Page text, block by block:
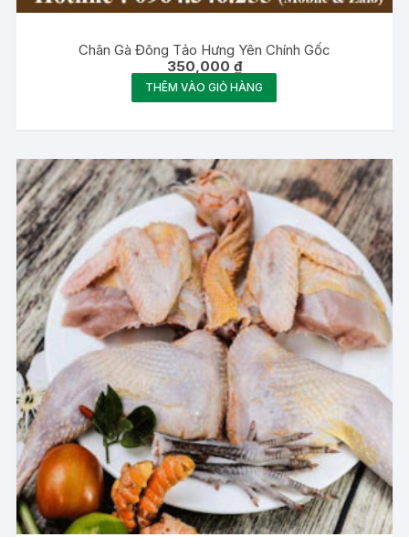
Chân Gà Đông Tảo Hưng Yên Chính Gốc
350,000 ₫
THÊM VÀO GIỎ HÀNG